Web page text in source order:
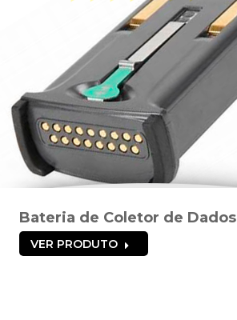
Bateria de Coletor de Dados
VER PRODUTO